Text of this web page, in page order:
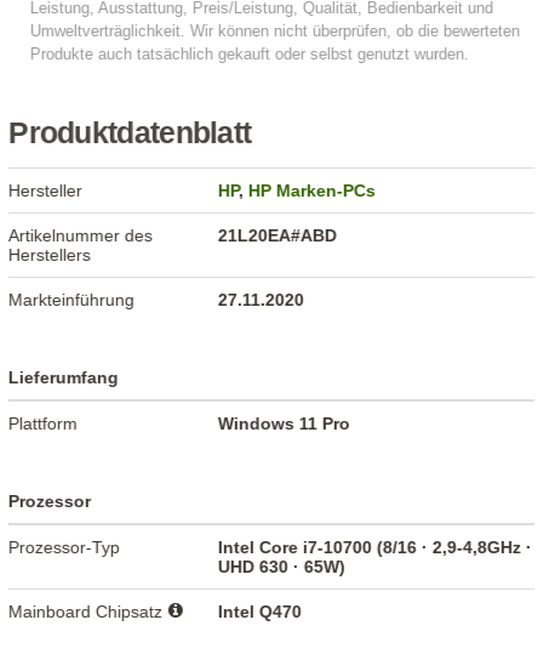
Produktdatenblatt
Hersteller HP,HP Marken-PCs
Artikelnummer des
Herstellers
21L20EA#ABD
Markteinführung 27.11.2020
Lieferumfang
Plattform Windows 11 Pro
Prozessor
Prozessor-Typ
Intel Core i7-10700 (8/16 · 2,9-4,8GHz ·
UHD 630 · 65W)
Mainboard Chipsatz Intel Q470